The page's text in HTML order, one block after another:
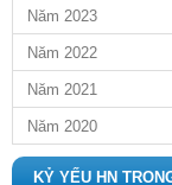
Năm 2023
Năm 2022
Năm 2021
Năm 2020
KỶ YẾU HN